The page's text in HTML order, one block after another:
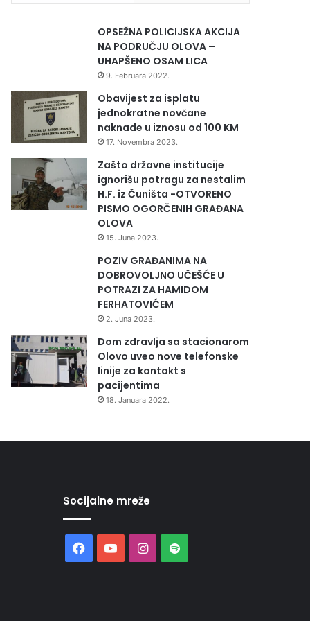
OPSEŽNA POLICIJSKA AKCIJA
NA PODRUČJU OLOVA –
UHAPŠENO OSAM LICA
9. Februara 2022.
Obavijest za isplatu
jednokratne novčane
naknade u iznosu od 100 KM
17. Novembra 2023.
Zašto državne institucije
ignorišu potragu za nestalim
H.F. iz Čuništa -OTVORENO
PISMO OGORČENIH GRAĐANA
OLOVA
15. Juna 2023.
POZIV GRAĐANIMA NA
DOBROVOLJNO UČEŠĆE U
POTRAZI ZA HAMIDOM
FERHATOVIĆEM
2. Juna 2023.
Dom zdravlja sa stacionarom
Olovo uveo nove telefonske
linije za kontakt s
pacijentima
18. Januara 2022.
Socijalne mreže
FacebookYouTubeInstagram
Spotify